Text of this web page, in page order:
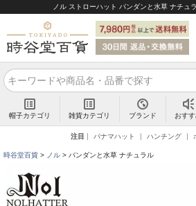
ノル ストローハット パンダンと水草 ナチュ
帽子カテゴリ 雑貨カテゴリ ブランド おす
注目 パナマハット ハンチング
時谷堂百貨 ノル パンダンと水草 ナチュラル